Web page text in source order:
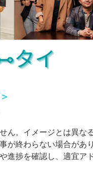
ん。イメージとは異な
が終わらない場合があ
進捗を確認し、適宜ア